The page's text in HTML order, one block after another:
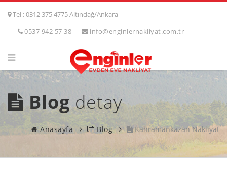
Tel : 0312 375 4775 Altındağ/Ankara
0537 942 57 38
info@enginlernakliyat.com.tr
Blogdetay
Anasayfa Blog Kahramankazan Nakliyat